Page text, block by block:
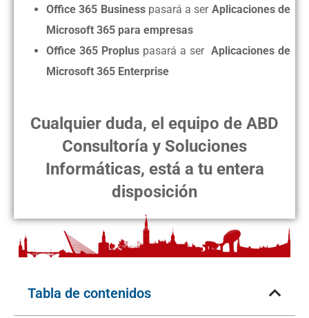
Office 365 Businesspasará a ser Aplicaciones de
Microsoft 365 para empresas
Office 365 Proplus pasará a ser Aplicaciones de
Microsoft 365 Enterprise
Cualquier duda, el equipo de ABD
Consultoría y Soluciones
Informáticas, está a tu entera
disposición
Tabla de contenidos